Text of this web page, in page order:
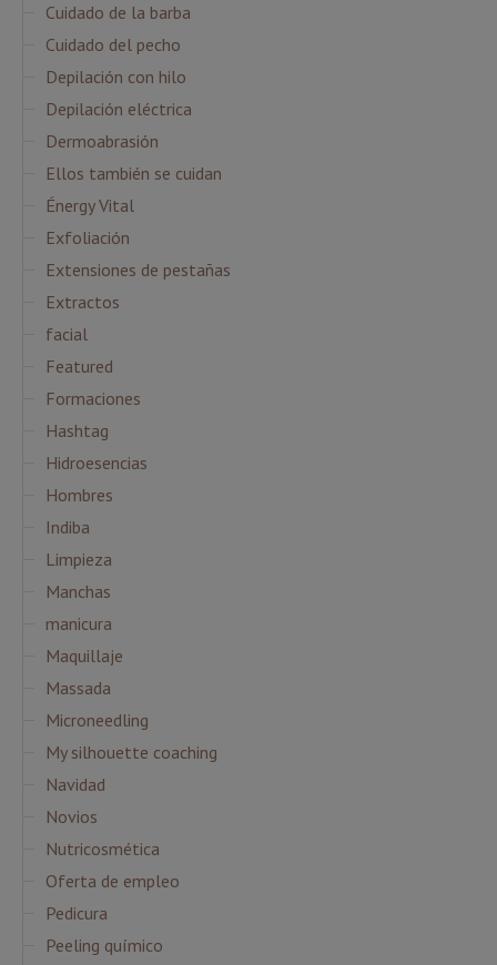
Cuidado de la barba
Cuidado del pecho
Depilación con hilo
Depilación eléctrica
Dermoabrasión
Ellos también se cuidan
Énergy Vital
Exfoliación
Extensiones de pestañas
Extractos
facial
Featured
Formaciones
Hashtag
Hidroesencias
Hombres
Indiba
Limpieza
Manchas
manicura
Maquillaje
Massada
Microneedling
My silhouette coaching
Navidad
Novios
Nutricosmética
Oferta de empleo
Pedicura
Peeling químico